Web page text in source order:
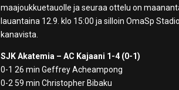
maajoukkuetauolle ja seuraa ottelu on
lauantaina 12.9. klo 15:00 ja silloin OmaSp
kanavista.
SJK Akatemia – AC Kajaani 1-4 (0-1)
0-1 26 min Geffrey Acheampong
0-2 59 min Christopher Bibaku